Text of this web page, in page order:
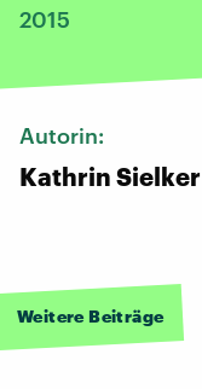
2015
Autorin:
Kathrin Sielker
Weitere Beiträge